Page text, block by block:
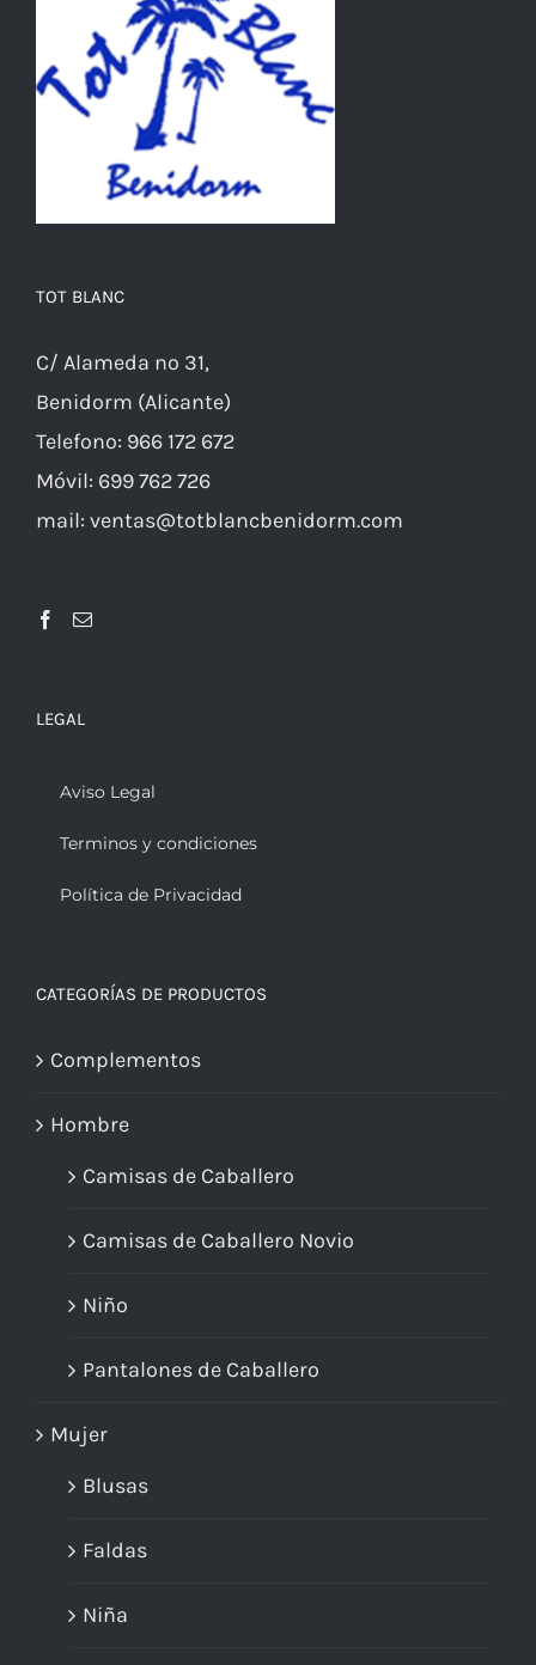
se
pueden
elegir
página
TOT BLANC
C/ Alameda nº 31,
Benidorm (Alicante)
Telefono: 966 172 672
Móvil: 699 762 726
mail: ventas@totblancbenidorm.com
LEGAL
Aviso Legal
Terminos y condiciones
Política de Privacidad
CATEGORÍAS DE PRODUCTOS
Complementos
Hombre
Camisas de Caballero
Camisas de Caballero Novio
Niño
Pantalones de Caballero
Mujer
Blusas
Faldas
Niña